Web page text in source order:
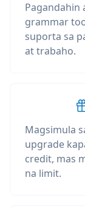
Pagandahin
grammar
suporta sa
at trabaho.
Magsimula
upgrade
credit, mas
na limit.